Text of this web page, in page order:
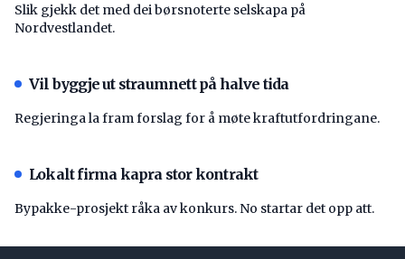
Slik gjekk det med dei børsnoterte selskapa på
Nordvestlandet.
Vil byggje ut straumnett på halve tida
Regjeringa la fram forslag for å møte kraftutfordringane.
Lokalt firma kapra stor kontrakt
Bypakke-prosjekt råka av konkurs. No startar det opp att.